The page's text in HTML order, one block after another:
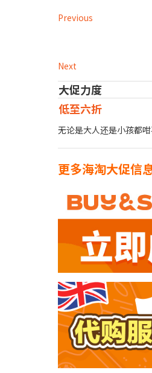
Previous
Next
大促力度
低至六折
无论是大人还是小孩都
更多海淘大促信